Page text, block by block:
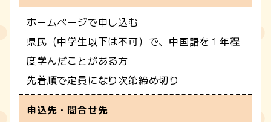
ホームページで申し込む
県民（中学生以下は不可）で、中国語を１年程
度学んだことがある方
先着順で定員になり次第締め切り
申込先・問合せ先